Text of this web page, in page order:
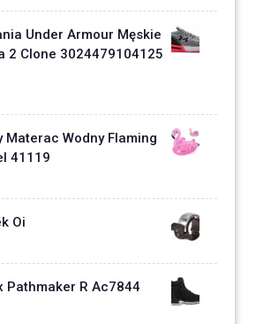
Under Armour Męskie
2 Clone 3024479104125
Materac Wodny Flaming
41119
Oi
Pathmaker R Ac7844